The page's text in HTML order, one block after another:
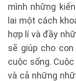
mình những
lai một cách
hợp lí và đầy
sẽ giúp cho
cuộc sống.
và cả những